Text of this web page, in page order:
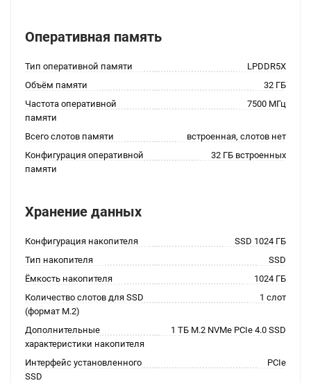
Оперативная память
Тип оперативной памяти
LPDDR5X
Объём памяти
32 ГБ
Частота оперативной
памяти
7500 МГц
Всего слотов памяти
встроенная, слотов нет
Конфигурация оперативной
памяти
32 ГБ встроенных
Хранение данных
Конфигурация накопителя
SSD 1024 ГБ
Тип накопителя
SSD
Ёмкость накопителя
1024 ГБ
Количество слотов для SSD
(формат M.2)
1 слот
Дополнительные
характеристики накопителя
1 ТБ M.2 NVMe PCIe 4.0 SSD
Интерфейс установленного
SSD
PCIe